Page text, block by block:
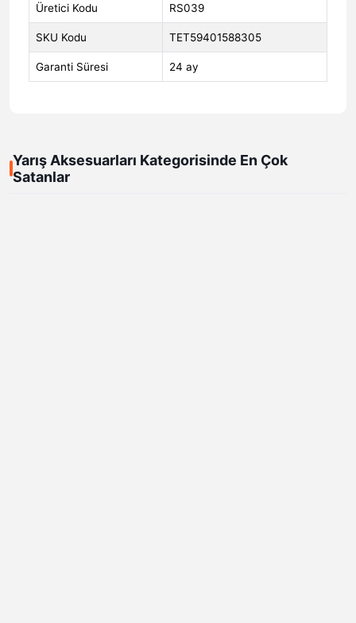
Üretici Kodu RS039
SKU Kodu TET59401588305
Garanti Süresi 24 ay
Yarış Aksesuarları Kategorisinde En Çok
Satanlar